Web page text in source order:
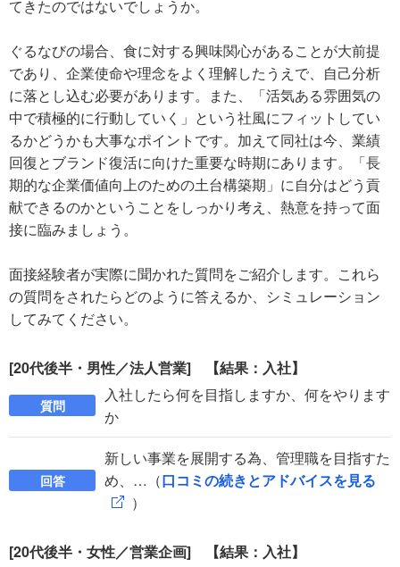
てきたのではないでしょうか。
ぐるなびの場合、食に対する興味関心があることが大前提
であり、企業使命や理念をよく理解したうえで、自己分析
に落とし込む必要があります。また、「活気ある雰囲気の
中で積極的に行動していく」という社風にフィットしてい
るかどうかも大事なポイントです。加えて同社は今、業績
回復とブランド復活に向けた重要な時期にあります。「長
期的な企業価値向上のための土台構築期」に自分はどう貢
献できるのかということをしっかり考え、熱意を持って面
接に臨みましょう。
面接経験者が実際に聞かれた質問をご紹介します。これら
の質問をされたらどのように答えるか、シミュレーション
してみてください。
[20代後半・男性／法人営業] 【結果：入社】
質問
入社したら何を目指しますか、何をやります
か
回答
新しい事業を展開する為、管理職を目指すた
め、…（口コミの続きとアドバイスを見る
）
[20代後半・女性／営業企画] 【結果：入社】